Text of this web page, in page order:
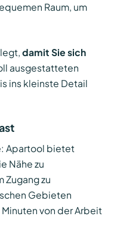
Raum, um
damit Sie sich
ausgestatteten
ins kleinste Detail
Apartool bietet
Nähe zu
Zugang zu
Gebieten
von der Arbeit